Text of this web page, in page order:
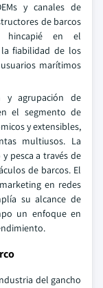
y canales de
de barcos
hincapié en el
fiabilidad de los
marítimos
y agrupación de
el segmento de
y extensibles,
multiusos. La
pesca a través de
de barcos. El
en redes
su alcance de
un enfoque en
del gancho